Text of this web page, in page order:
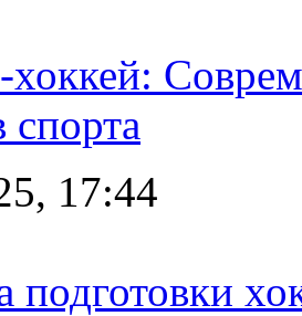
спорта
17:44
подготовки